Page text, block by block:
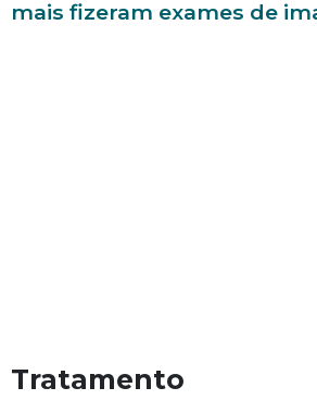
mais fizeram exames de
Tratamento